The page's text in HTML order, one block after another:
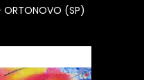
ORTONOVO (SP)